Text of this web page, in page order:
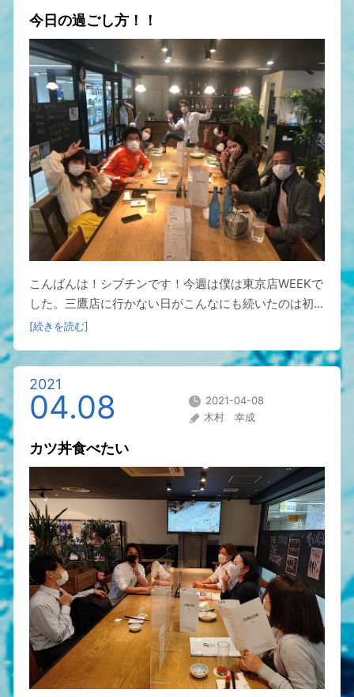
今日の過ごし方！！
こんばんは！シブチンです！今週は僕は東京店WEEKで
した。三鷹店に行かない日がこんなにも続いたのは初...
[続きを読む]
2021
04.08
2021-04-08
木村 幸成
カツ丼食べたい